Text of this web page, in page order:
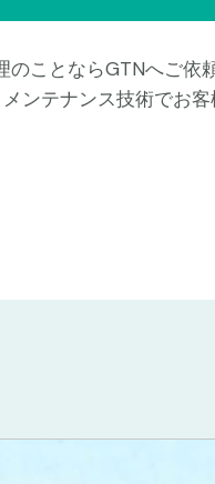
のことならGTNへご依
ンテナンス技術でお客